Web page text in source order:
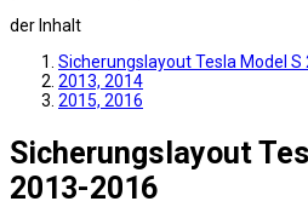
der Inhalt
Sicherungslayout Tesla Model S
2013, 2014
2015, 2016
Sicherungslayout
2013-2016